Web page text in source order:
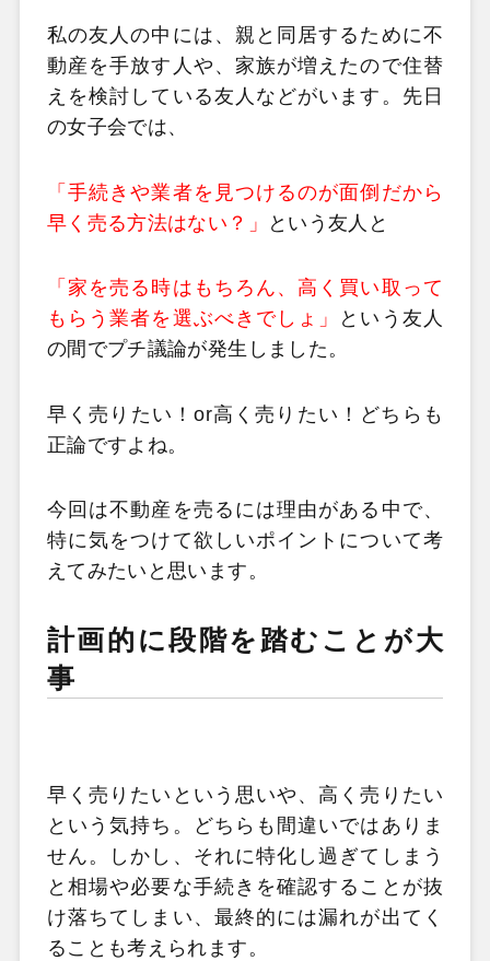
私の友人の中には、親と同居するために不
動産を手放す人や、家族が増えたので住替
えを検討している友人などがいます。先日
の女子会では、
「手続きや業者を見つけるのが面倒だから
早く売る方法はない？」
という友人と
「家を売る時はもちろん、高く買い取って
もらう業者を選ぶべきでしょ」
という友人
の間でプチ議論が発生しました。
早く売りたい！or高く売りたい！どちらも
正論ですよね。
今回は不動産を売るには理由がある中で、
特に気をつけて欲しいポイントについて考
えてみたいと思います。
計画的に段階を踏むことが大
事
早く売りたいという思いや、高く売りたい
という気持ち。どちらも間違いではありま
せん。しかし、それに特化し過ぎてしまう
と相場や必要な手続きを確認することが抜
け落ちてしまい、最終的には漏れが出てく
ることも考えられます。